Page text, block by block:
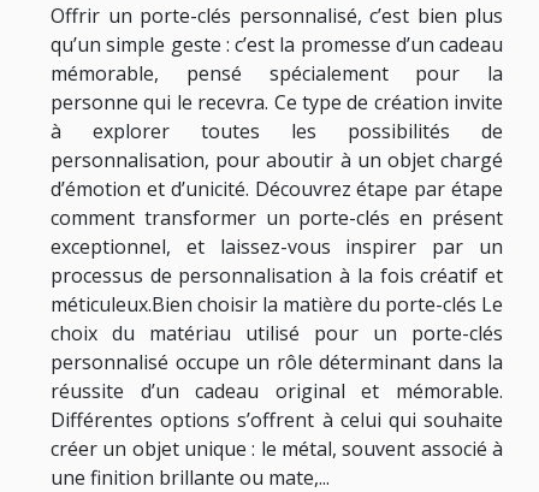
Offrir un porte-clés personnalisé, c’est bien plus
qu’un simple geste : c’est la promesse d’un cadeau
mémorable, pensé spécialement pour la
personne qui le recevra. Ce type de création invite
à explorer toutes les possibilités de
personnalisation, pour aboutir à un objet chargé
d’émotion et d’unicité. Découvrez étape par étape
comment transformer un porte-clés en présent
exceptionnel, et laissez-vous inspirer par un
processus de personnalisation à la fois créatif et
méticuleux.Bien choisir la matière du porte-clés Le
choix du matériau utilisé pour un porte-clés
personnalisé occupe un rôle déterminant dans la
réussite d’un cadeau original et mémorable.
Différentes options s’offrent à celui qui souhaite
créer un objet unique : le métal, souvent associé à
une finition brillante ou mate,...